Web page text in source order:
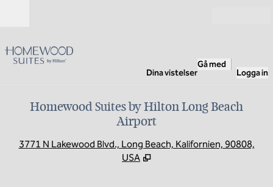
Dina vistelser
Gå med
Logga in
Homewood Suites by Hilton Long Beach
Airport
3771 N Lakewood Blvd., Long Beach, Kalifornien, 90808,
USA